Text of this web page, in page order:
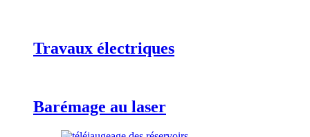
Travaux électriques
Barémage au laser